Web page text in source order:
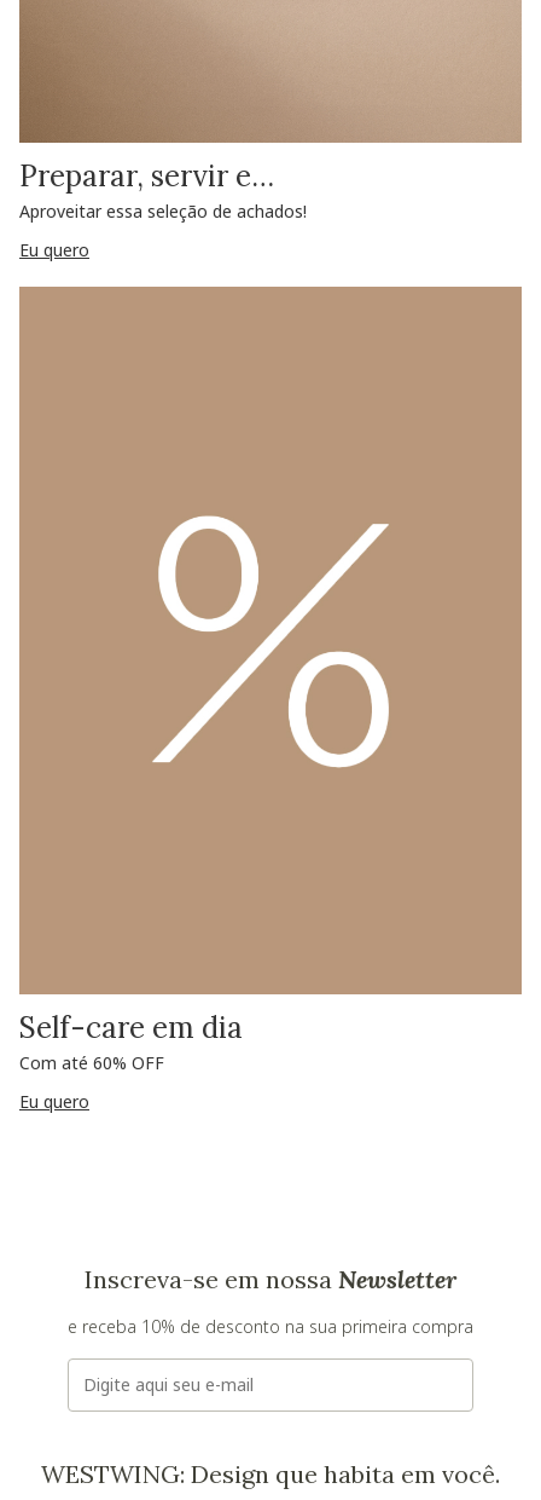
Preparar, servir e…
Aproveitar essa seleção de achados!
Eu quero
Self-care em dia
Com até 60% OFF
Eu quero
Inscreva-se em nossa Newsletter
e receba 10% de desconto na sua primeira compra
E-mail
WESTWING: Design que habita em você.